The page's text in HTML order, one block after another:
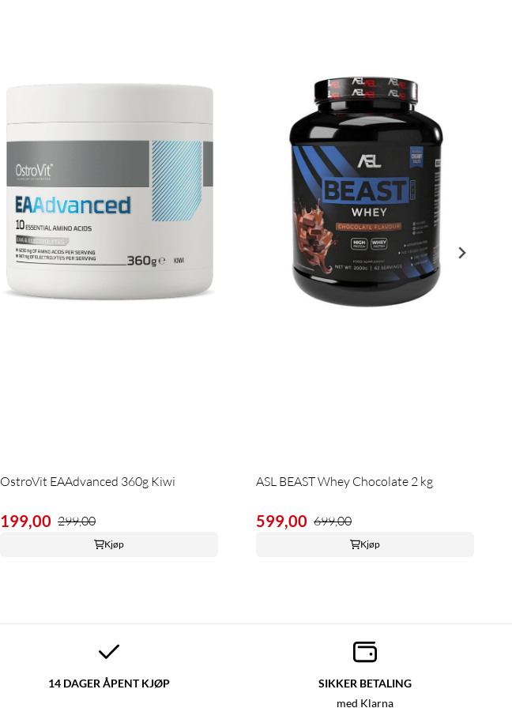
OstroVit EAAdvanced 360g Kiwi
199,00 299,00
Kjøp
ASL BEAST Whey Chocolate 2 kg
599,00 699,00
Kjøp
14 DAGER ÅPENT KJØP SIKKER BETALING
med Klarna